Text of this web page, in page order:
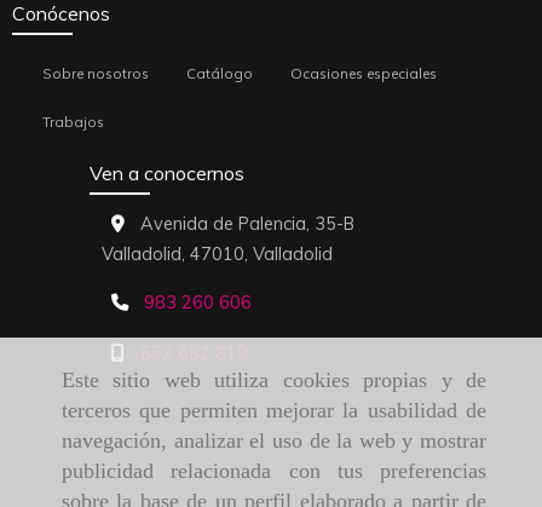
Este sitio web utiliza cookies propias y de
terceros que permiten mejorar la usabilidad de
navegación, analizar el uso de la web y mostrar
publicidad relacionada con tus preferencias
sobre la base de un perfil elaborado a partir de
Conócenos
Sobre nosotros Catálogo Ocasiones especiales
Trabajos
Ven a conocernos
Avenida de Palencia, 35-B
Valladolid, 47010, Valladolid
983 260 606
652 682 819